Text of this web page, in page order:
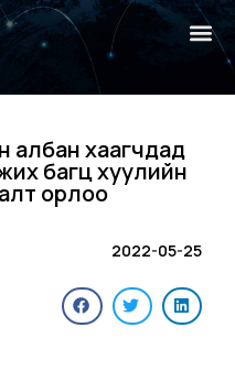
албан хаагчдад
багц хуулийн
орлоо
2022-05-25